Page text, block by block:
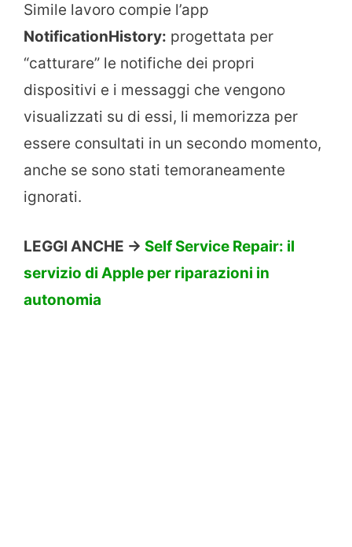
Simile lavoro compie l’app
NotificationHistory: progettata per
“catturare” le notifiche dei propri
dispositivi e i messaggi che vengono
visualizzati su di essi, li memorizza per
essere consultati in un secondo momento,
anche se sono stati temoraneamente
ignorati.
LEGGI ANCHE -> Self Service Repair: il
servizio di Apple per riparazioni in
autonomia